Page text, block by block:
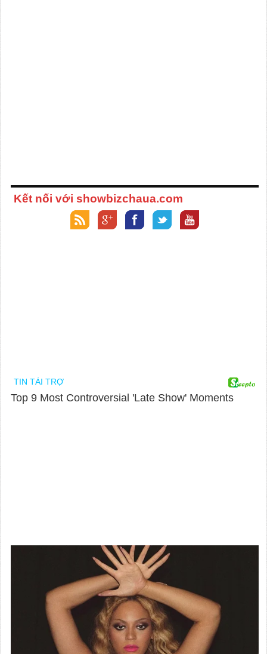
Kết nối với showbizchaua.com